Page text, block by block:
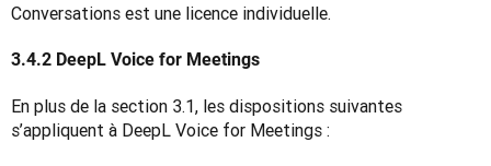
Conversations est une licence individuelle.
3.4.2 DeepL Voice for Meetings
En plus de la section 3.1, les dispositions suivantes
s’appliquent à DeepL Voice for Meetings :